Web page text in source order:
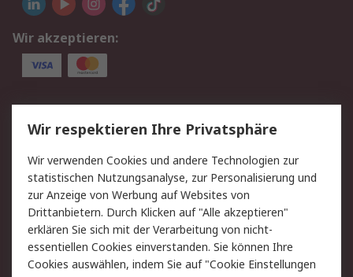
Wir akzeptieren:
Service
Value Added Services
Lieferlösungen
Rücksendungen
Kontakt
Hilfe
Privatkunden
Rechtliches
AGB
Datenschutz
Wir respektieren Ihre Privatsphäre
Wir verwenden Cookies und andere Technologien zur
statistischen Nutzungsanalyse, zur Personalisierung und
zur Anzeige von Werbung auf Websites von
Drittanbietern. Durch Klicken auf "Alle akzeptieren"
erklären Sie sich mit der Verarbeitung von nicht-
essentiellen Cookies einverstanden. Sie können Ihre
Cookies auswählen, indem Sie auf "Cookie Einstellungen